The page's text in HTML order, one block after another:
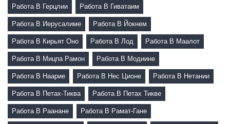
Работа В Герцлии Работа В Гиватаим
Работа В Иерусалиме Работа В Йокнем
Работа В Кирьят Оно Работа В Лод Работа В Маалот
Работа В Мицпа Рамон Работа В Модиине
Работа В Наарие Работа В Нес Ционе Работа В Нетании
Работа В Петах-Тиква Работа В Петах Тикве
Работа В Раанане Работа В Рамат-Гане